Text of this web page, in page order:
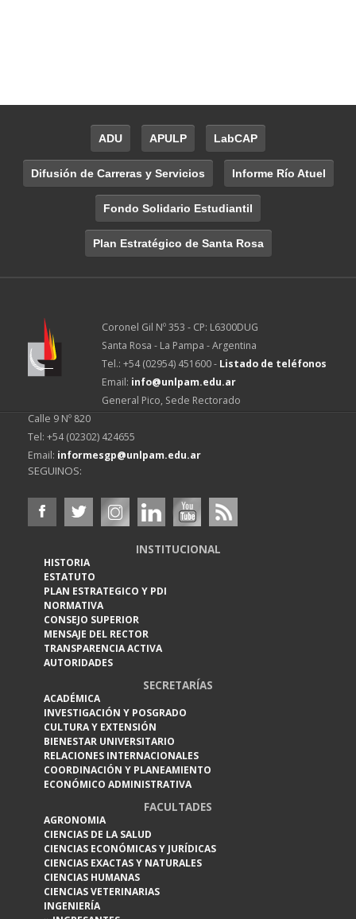
ADU APULP LabCAP
Difusión de Carreras y Servicios Informe Río Atuel
Fondo Solidario Estudiantil
Plan Estratégico de Santa Rosa
Coronel Gil Nº 353 - CP: L6300DUG
Santa Rosa - La Pampa - Argentina
Tel.: +54 (02954) 451600 - Listado de teléfonos
Email: info@unlpam.edu.ar
General Pico, Sede Rectorado
Calle 9 Nº 820
Tel: +54 (02302) 424655
Email: informesgp@unlpam.edu.ar
SEGUINOS:
INSTITUCIONAL
HISTORIA
ESTATUTO
PLAN ESTRATEGICO Y PDI
NORMATIVA
CONSEJO SUPERIOR
MENSAJE DEL RECTOR
TRANSPARENCIA ACTIVA
AUTORIDADES
SECRETARÍAS
ACADÉMICA
INVESTIGACIÓN Y POSGRADO
CULTURA Y EXTENSIÓN
BIENESTAR UNIVERSITARIO
RELACIONES INTERNACIONALES
COORDINACIÓN Y PLANEAMIENTO
ECONÓMICO ADMINISTRATIVA
FACULTADES
AGRONOMIA
CIENCIAS DE LA SALUD
CIENCIAS ECONÓMICAS Y JURÍDICAS
CIENCIAS EXACTAS Y NATURALES
CIENCIAS HUMANAS
CIENCIAS VETERINARIAS
INGENIERÍA